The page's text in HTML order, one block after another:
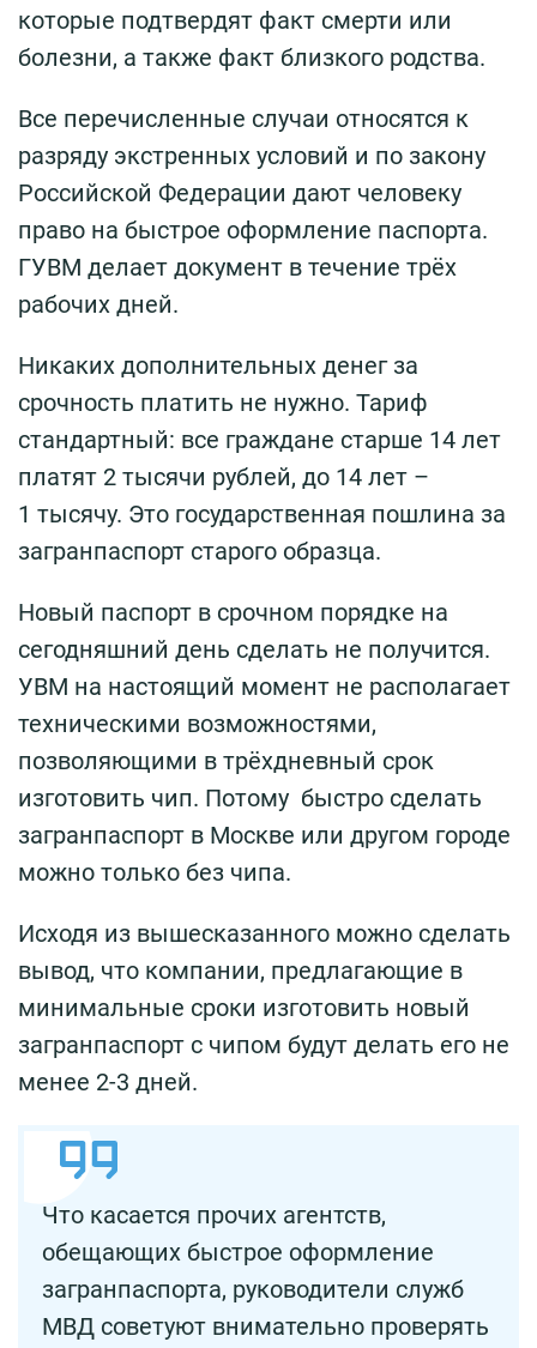
которые подтвердят факт смерти или
болезни, а также факт близкого родства.
Все перечисленные случаи относятся к
разряду экстренных условий и по закону
Российской Федерации дают человеку
право на быстрое оформление паспорта.
ГУВМ делает документ в течение трёх
рабочих дней.
Никаких дополнительных денег за
срочность платить не нужно. Тариф
стандартный: все граждане старше 14 лет
платят 2 тысячи рублей, до 14 лет –
1 тысячу. Это государственная пошлина за
загранпаспорт старого образца.
Новый паспорт в срочном порядке на
сегодняшний день сделать не получится.
УВМ на настоящий момент не располагает
техническими возможностями,
позволяющими в трёхдневный срок
изготовить чип. Потому быстро сделать
загранпаспорт в Москве или другом городе
можно только без чипа.
Исходя из вышесказанного можно сделать
вывод, что компании, предлагающие в
минимальные сроки изготовить новый
загранпаспорт с чипом будут делать его не
менее 2-3 дней.
Что касается прочих агентств,
обещающих быстрое оформление
загранпаспорта, руководители служб
МВД советуют внимательно проверять